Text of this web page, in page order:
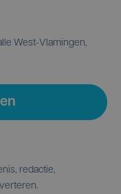
West-Vlamingen,
redactie,